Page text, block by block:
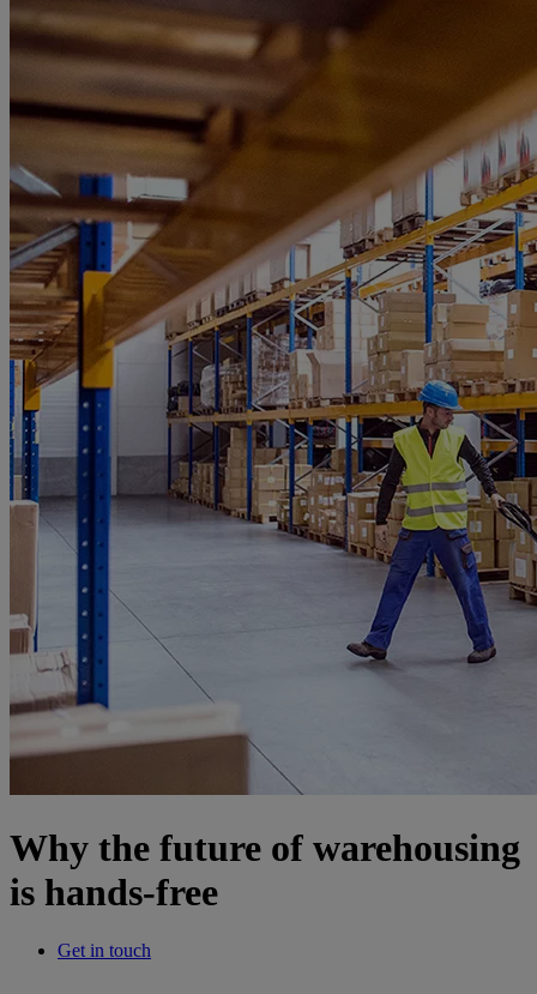
Why the future of warehousing
is hands-free
Get in touch